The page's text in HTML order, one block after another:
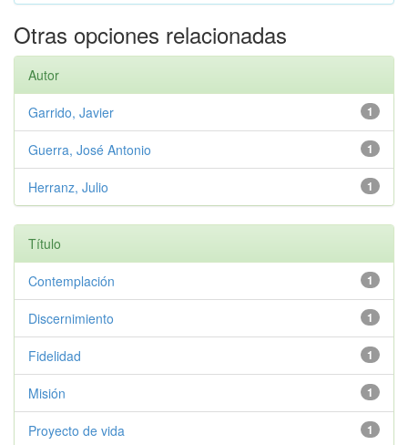
Otras opciones relacionadas
Autor
1
Garrido, Javier
1
Guerra, José Antonio
1
Herranz, Julio
Título
1
Contemplación
1
Discernimiento
1
Fidelidad
1
Misión
1
Proyecto de vida